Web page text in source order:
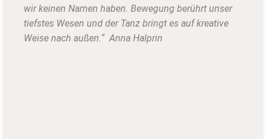
wir keinen Namen haben. Bewegung berührt unser
tiefstes Wesen und der Tanz bringt es auf kreative
Weise nach außen.“ Anna Halprin